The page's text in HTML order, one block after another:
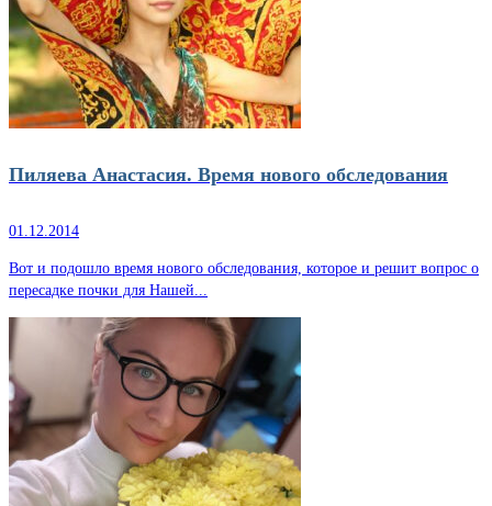
Пиляева Анастасия. Время нового обследования
01.12.2014
Вот и подошло время нового обследования, которое и решит вопрос о
пересадке почки для Нашей...